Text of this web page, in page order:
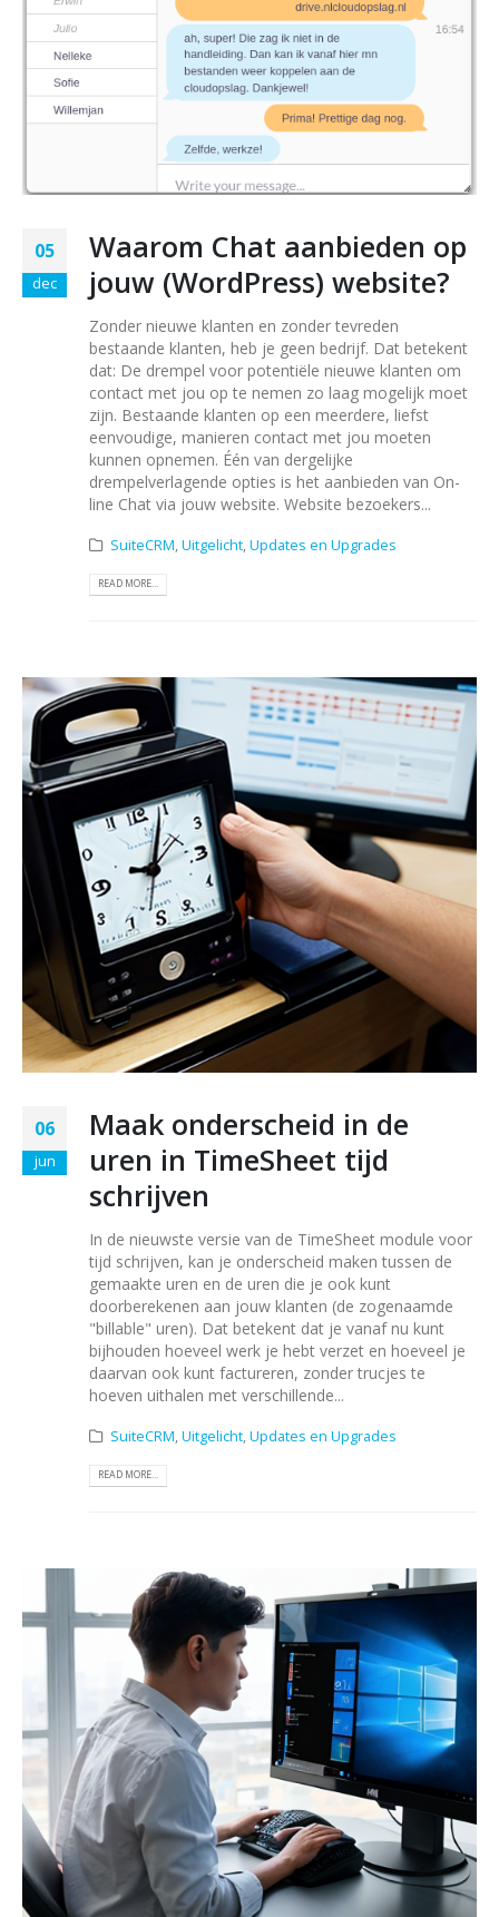
05
dec
Waarom Chat aanbieden op
jouw (WordPress) website?
Zonder nieuwe klanten en zonder tevreden
bestaande klanten, heb je geen bedrijf. Dat betekent
dat: De drempel voor potentiële nieuwe klanten om
contact met jou op te nemen zo laag mogelijk moet
zijn. Bestaande klanten op een meerdere, liefst
eenvoudige, manieren contact met jou moeten
kunnen opnemen. Één van dergelijke
drempelverlagende opties is het aanbieden van On-
line Chat via jouw website. Website bezoekers...
SuiteCRM,Uitgelicht,Updates en Upgrades
READ MORE...
06
jun
Maak onderscheid in de
uren in TimeSheet tijd
schrijven
In de nieuwste versie van de TimeSheet module voor
tijd schrijven, kan je onderscheid maken tussen de
gemaakte uren en de uren die je ook kunt
doorberekenen aan jouw klanten (de zogenaamde
"billable" uren). Dat betekent dat je vanaf nu kunt
bijhouden hoeveel werk je hebt verzet en hoeveel je
daarvan ook kunt factureren, zonder trucjes te
hoeven uithalen met verschillende...
SuiteCRM,Uitgelicht,Updates en Upgrades
READ MORE...